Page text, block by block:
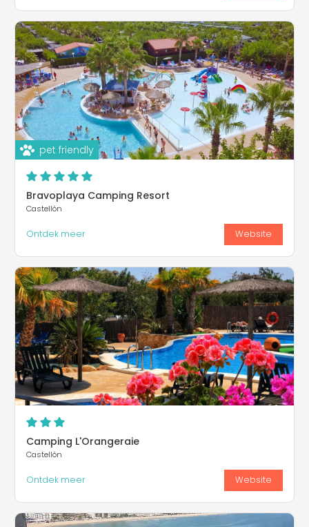
pet friendly
Bravoplaya Camping Resort
Castellón
Ontdek meer Website
Camping L'Orangeraie
Castellón
Ontdek meer Website